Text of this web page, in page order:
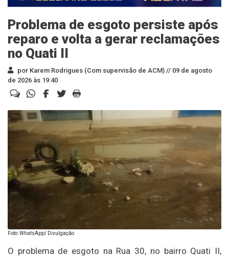
Problema de esgoto persiste após
reparo e volta a gerar reclamações
no Quati II
por Karem Rodrigues (Com supervisão de ACM) // 09 de agosto
de 2026 às 19:40
Foto: WhatsApp/ Divulgação
O problema de esgoto na Rua 30, no bairro Quati II,